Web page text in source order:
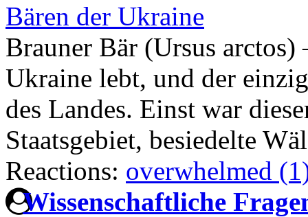
Bären der Ukraine
Brauner Bär (Ursus
Ukraine lebt, und der
des Landes. Einst war
Staatsgebiet, besiedelte
Reactions: overwhelmed
Wissenschaftliche